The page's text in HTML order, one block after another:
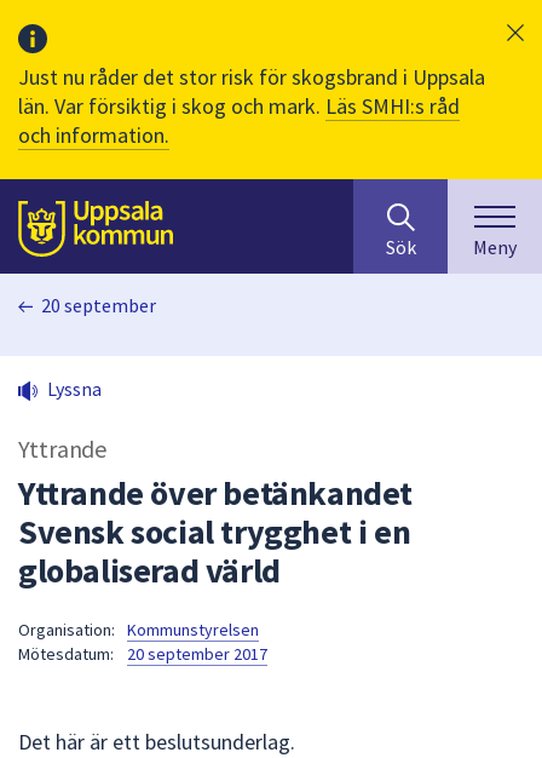
Just nu råder det stor risk för skogsbrand i Uppsala
län. Var försiktig i skog och mark. Läs SMHI:s råd
och information.
Till sidans
huvudinnehåll
efter
innehåll
på
sökfältet
kommer
sökförslag
Sök Meny
20 september
Lyssna
Yttrande
Yttrande över betänkandet
Svensk social trygghet i en
globaliserad värld
Organisation:
Kommunstyrelsen
Mötesdatum:
20 september 2017
Det här är ett beslutsunderlag.